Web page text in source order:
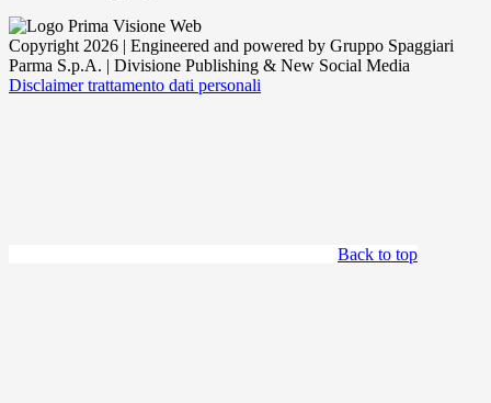
Copyright 2026 | Engineered and powered by Gruppo Spaggiari
Parma S.p.A. | Divisione Publishing & New Social Media
Disclaimer trattamento dati personali
Back to top